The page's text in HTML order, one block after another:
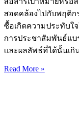
สอดคล้องไปกับพฤติก
ซื้อเกิดความประทับใ
การประชาสัมพันธ์แบ
และผลลัพธ์ที่ได้นั้นเ
Read More »